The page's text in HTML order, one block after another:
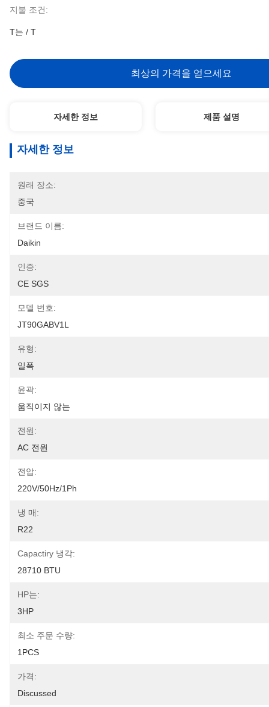
지불 조건:
T는 / T
최상의 가격을 얻으세요
자세한 정보 제품 설명
자세한 정보
원래 장소:
중국
브랜드 이름:
Daikin
인증:
CE SGS
모델 번호:
JT90GABV1L
유형:
일폭
윤곽:
움직이지 않는
전원:
AC 전원
전압:
220V/50Hz/1Ph
냉 매:
R22
Capactiry 냉각:
28710 BTU
HP는:
3HP
최소 주문 수량:
1PCS
가격:
Discussed